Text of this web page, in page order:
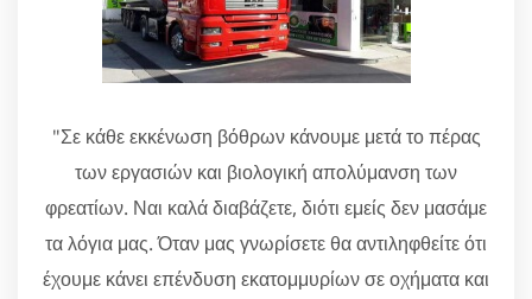
"Σε κάθε εκκένωση βόθρων κάνουμε μετά το πέρας
των εργασιών και βιολογική απολύμανση των
φρεατίων. Ναι καλά διαβάζετε, διότι εμείς δεν μασάμε
τα λόγια μας. Όταν μας γνωρίσετε θα αντιληφθείτε ότι
έχουμε κάνει επένδυση εκατομμυρίων σε οχήματα και